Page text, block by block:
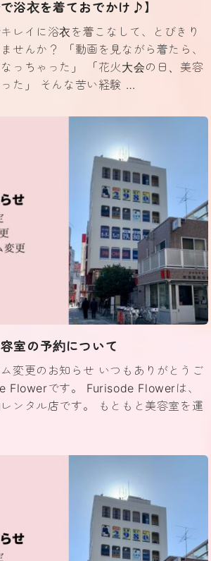
浴衣を着ておでかけ♪】
レイに浴衣を着こなして、とびきり
せんか？ 「動画を見ながら着たら、
っちゃった」 「花火大会の日、美容
た」 そんな苦い経験 …
室の予約について
変更のお知らせ いつもありがとうご
Flowerです。 Furisode Flowerは、
ンタル店です。 もともと美容室を運